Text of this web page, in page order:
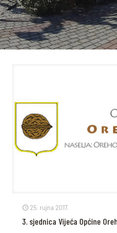
25. rujna 2017.
3. sjednica Vijeća Općine